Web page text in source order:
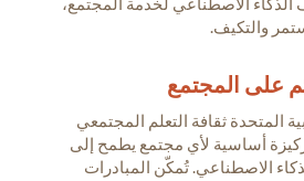
والتكيف.
على المجتمع
المتحدة ثقافة التعلم المجتمعي
أساسية لأي مجتمع يطمح إلى
الاصطناعي. تُمكّن المبادرات